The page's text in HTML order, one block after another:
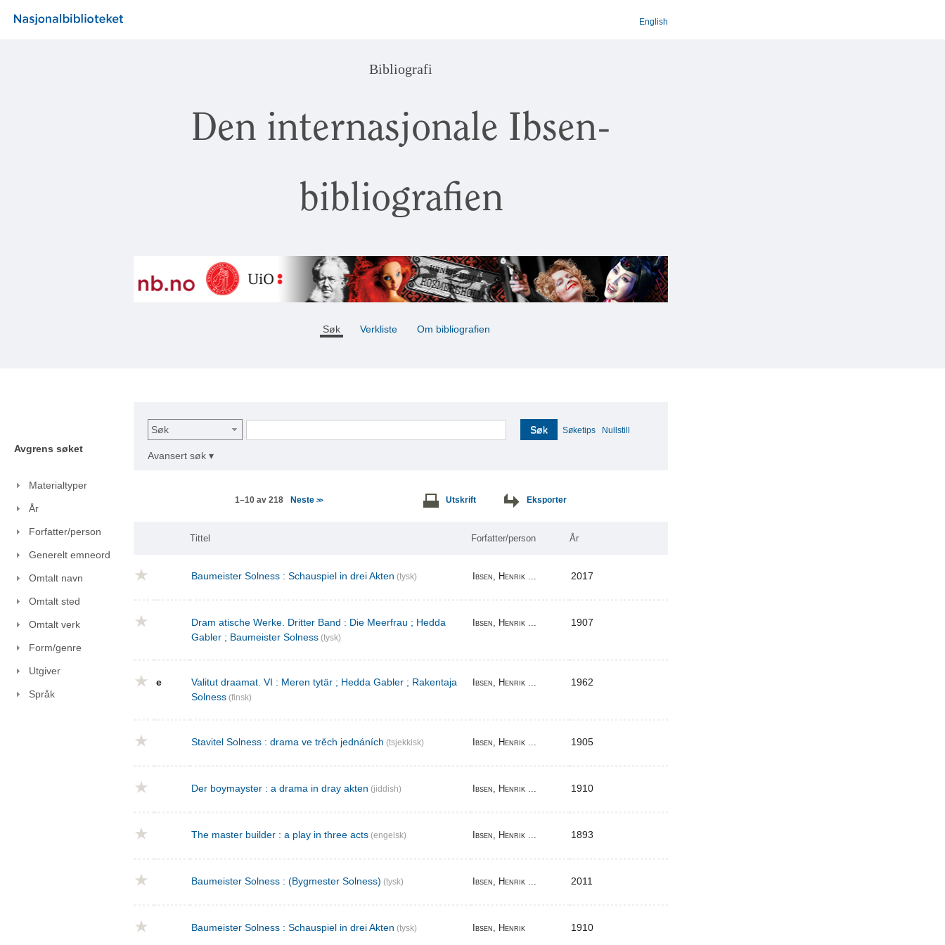
English
Bibliografi
Den internasjonale Ibsen-
bibliografien
Søk Verkliste Om bibliografien
Avgrens søket
Materialtyper
År
Forfatter/person
Generelt emneord
Omtalt navn
Omtalt sted
Omtalt verk
Form/genre
Utgiver
Språk
Søk Søk Søketips Nullstill
Avansert søk ▾
1–10 av 218 Neste >> Utskrift Eksporter
Tittel Forfatter/person År
Baumeister Solness : Schauspiel in drei Akten (tysk) Ibsen, Henrik ... 2017
Dram atische Werke. Dritter Band : Die Meerfrau ; Hedda
Gabler ; Baumeister Solness (tysk)
Ibsen, Henrik ... 1907
e
Valitut draamat. VI : Meren tytär ; Hedda Gabler ; Rakentaja
Solness (finsk)
Ibsen, Henrik ... 1962
Stavitel Solness : drama ve trěch jednáních (tsjekkisk) Ibsen, Henrik ... 1905
Der boymayster : a drama in dray akten (jiddish) Ibsen, Henrik ... 1910
The master builder : a play in three acts (engelsk) Ibsen, Henrik ... 1893
Baumeister Solness : (Bygmester Solness) (tysk) Ibsen, Henrik ... 2011
Baumeister Solness : Schauspiel in drei Akten (tysk) Ibsen, Henrik 1910